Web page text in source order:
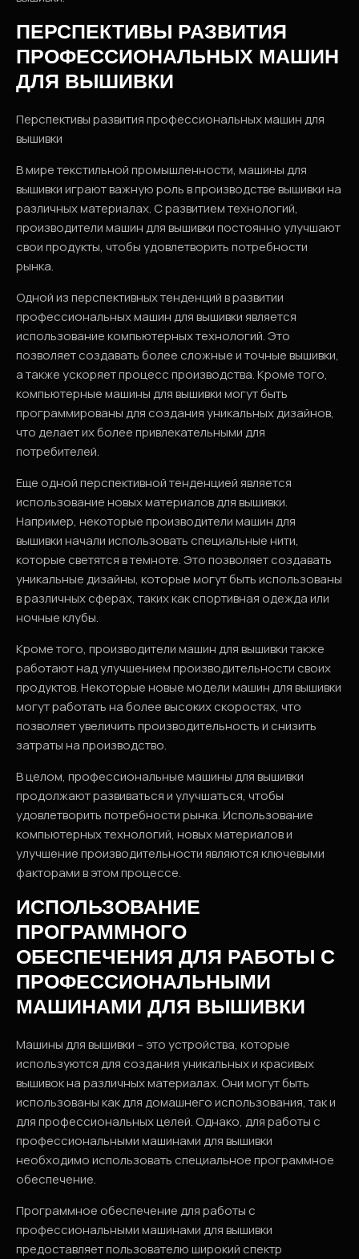
ПЕРСПЕКТИВЫ РАЗВИТИЯ
ПРОФЕССИОНАЛЬНЫХ МАШИН
ДЛЯ ВЫШИВКИ
Перспективы развития профессиональных машин для
вышивки
В мире текстильной промышленности, машины для
вышивки играют важную роль в производстве вышивки на
различных материалах. С развитием технологий,
производители машин для вышивки постоянно улучшают
свои продукты, чтобы удовлетворить потребности
рынка.
Одной из перспективных тенденций в развитии
профессиональных машин для вышивки является
использование компьютерных технологий. Это
позволяет создавать более сложные и точные вышивки,
а также ускоряет процесс производства. Кроме того,
компьютерные машины для вышивки могут быть
программированы для создания уникальных дизайнов,
что делает их более привлекательными для
потребителей.
Еще одной перспективной тенденцией является
использование новых материалов для вышивки.
Например, некоторые производители машин для
вышивки начали использовать специальные нити,
которые светятся в темноте. Это позволяет создавать
уникальные дизайны, которые могут быть использованы
в различных сферах, таких как спортивная одежда или
ночные клубы.
Кроме того, производители машин для вышивки также
работают над улучшением производительности своих
продуктов. Некоторые новые модели машин для вышивки
могут работать на более высоких скоростях, что
позволяет увеличить производительность и снизить
затраты на производство.
В целом, профессиональные машины для вышивки
продолжают развиваться и улучшаться, чтобы
удовлетворить потребности рынка. Использование
компьютерных технологий, новых материалов и
улучшение производительности являются ключевыми
факторами в этом процессе.
ИСПОЛЬЗОВАНИЕ
ПРОГРАММНОГО
ОБЕСПЕЧЕНИЯ ДЛЯ РАБОТЫ С
ПРОФЕССИОНАЛЬНЫМИ
МАШИНАМИ ДЛЯ ВЫШИВКИ
Машины для вышивки – это устройства, которые
используются для создания уникальных и красивых
вышивок на различных материалах. Они могут быть
использованы как для домашнего использования, так и
для профессиональных целей. Однако, для работы с
профессиональными машинами для вышивки
необходимо использовать специальное программное
обеспечение.
Программное обеспечение для работы с
профессиональными машинами для вышивки
предоставляет пользователю широкий спектр